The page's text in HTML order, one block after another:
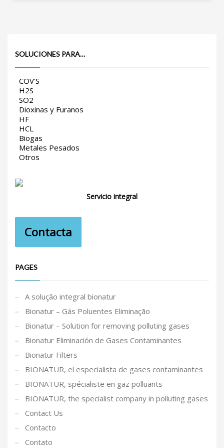
SOLUCIONES PARA…
COV'S
H2S
SO2
Dioxinas y Furanos
HF
HCL
Biogas
Metales Pesados
Otros
Servicio integral
Contacta
PAGES
A solução integral bionatur
Bionatur – Gás Poluentes Eliminação
Bionatur – Solution for removing polluting gases
Bionatur Eliminación de Gases Contaminantes
Bionatur Filters
BIONATUR, el especialista de gases contaminantes
BIONATUR, spécialiste en gaz polluants
BIONATUR, the specialist company in polluting gases
Contact Us
Contacto
Contato